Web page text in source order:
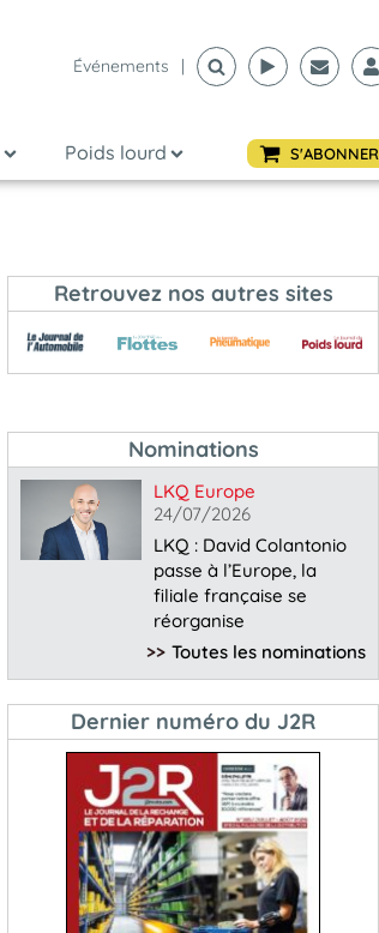
Événements |
Poids lourd S'ABONNER
Retrouvez nos autres sites
Nominations
LKQ Europe
24/07/2026
LKQ : David Colantonio
passe à l’Europe, la
filiale française se
réorganise
>> Toutes les nominations
Dernier numéro du J2R